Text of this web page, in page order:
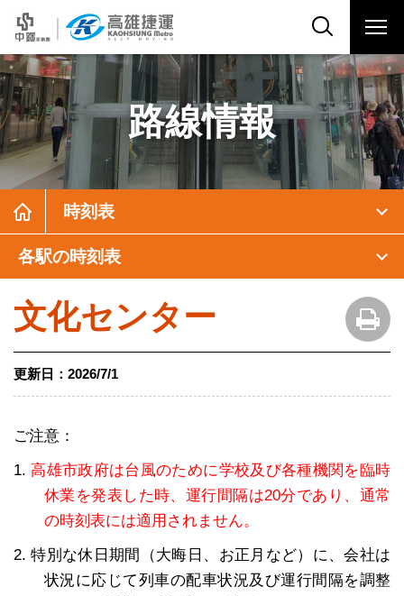
路線情報
時刻表
各駅の時刻表
文化センター
更新日： 2026/7/1
ご注意：
1.高雄市政府は台風のために学校及び各種機関を臨時
休業を発表した時、運行間隔は20分であり、通常
の時刻表には適用されません。
2. 特別な休日期間（大晦日、お正月など）に、会社は
状況に応じて列車の配車状況及び運行間隔を調整